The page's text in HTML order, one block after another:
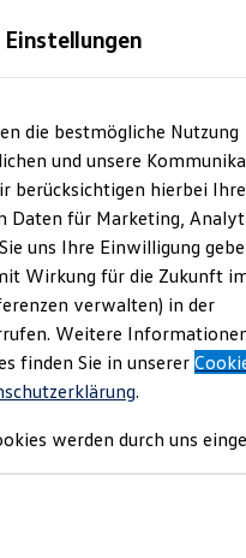
Gebrauchtwagen
Einstellungen
die bestmögliche Nutzung
und unsere
berücksichtigen hierbei Ihre
Daten für Marketing,
uns Ihre Einwilligung
Wirkung für die Zukunft
verwalten) in der
Weitere
finden Sie in unserer
.
werden durch uns